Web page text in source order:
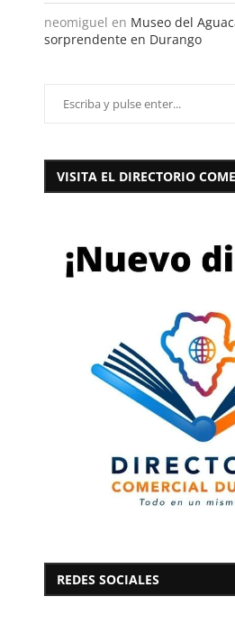
neomiguel en Museo del
sorprendente en Durango
VISITA EL DIRECTORIO
REDES SOCIALES